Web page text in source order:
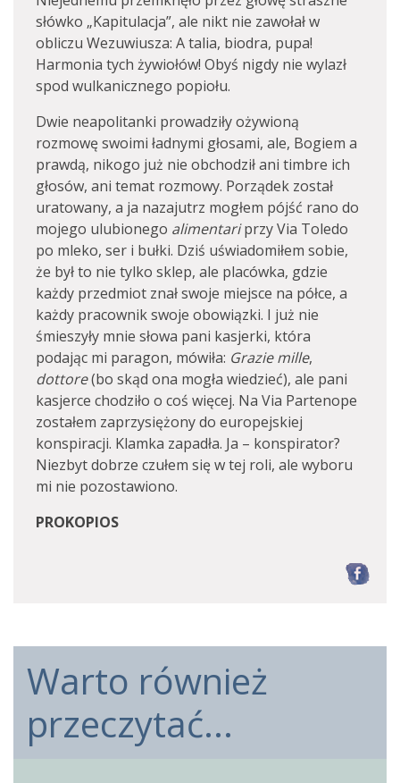
słówko „Kapitulacja”, ale nikt nie zawołał w
obliczu Wezuwiusza: A talia, biodra, pupa!
Harmonia tych żywiołów! Obyś nigdy nie wylazł
spod wulkanicznego popiołu.
Dwie neapolitanki prowadziły ożywioną
rozmowę swoimi ładnymi głosami, ale, Bogiem a
prawdą, nikogo już nie obchodził ani timbre ich
głosów, ani temat rozmowy. Porządek został
uratowany, a ja nazajutrz mogłem pójść rano do
mojego ulubionego alimentariprzy Via Toledo
po mleko, ser i bułki. Dziś uświadomiłem sobie,
że był to nie tylko sklep, ale placówka, gdzie
każdy przedmiot znał swoje miejsce na półce, a
każdy pracownik swoje obowiązki. I już nie
śmieszyły mnie słowa pani kasjerki, która
podając mi paragon, mówiła: Grazie mille,
dottore(bo skąd ona mogła wiedzieć), ale pani
kasjerce chodziło o coś więcej. Na Via Partenope
zostałem zaprzysiężony do europejskiej
konspiracji. Klamka zapadła. Ja – konspirator?
Niezbyt dobrze czułem się w tej roli, ale wyboru
mi nie pozostawiono.
PROKOPIOS
Warto również
przeczytać...